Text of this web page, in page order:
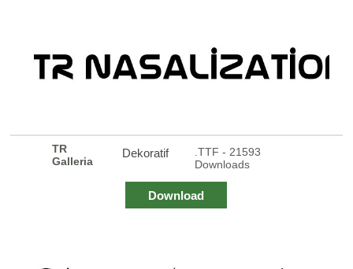
TR
Galleria
Dekoratif
.TTF - 21593
Downloads
Download